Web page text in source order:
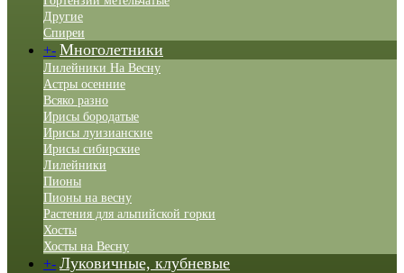
Другие
Спиреи
+- Многолетники
Лилейники На Весну
Астры осенние
Всяко разно
Ирисы бородатые
Ирисы луизианские
Ирисы сибирские
Лилейники
Пионы
Пионы на весну
Растения для альпийской горки
Хосты
Хосты на Весну
+- Луковичные, клубневые